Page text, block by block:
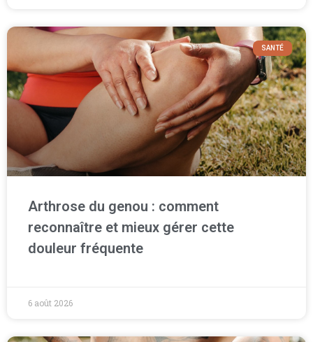
SANTÉ
Arthrose du genou : comment
reconnaître et mieux gérer cette
douleur fréquente
6 août 2026